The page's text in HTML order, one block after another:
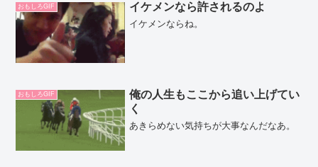
おもしろGIF イケメンなら許されるのよ
イケメンならね。
おもしろGIF
俺の人生もここから追い上げてい
く
あきらめない気持ちが大事なんだなあ。